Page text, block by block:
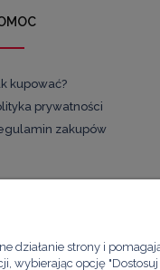
kupować?
prywatności
zakupów
działanie strony i
wybierając opcję "Dostosuj